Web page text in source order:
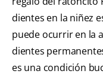
dientes en la niñez
puede ocurrir en la
dientes
es una condición